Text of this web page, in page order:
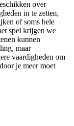
over
in te zetten,
of soms hele
spel krijgen we
kunnen
maar
vaardigheden om
je meer moet